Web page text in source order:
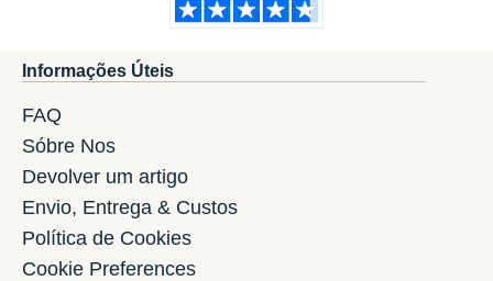
Informações Úteis
FAQ
Sóbre Nos
Devolver um artigo
Envio, Entrega & Custos
Política de Cookies
Cookie Preferences